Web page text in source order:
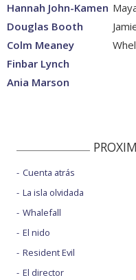
Hannah John-Kamen
Douglas Booth
Colm Meaney
Finbar Lynch
Ania Marson
Cuenta atrás
La isla olvidada
Whalefall
El nido
Resident Evil
El director